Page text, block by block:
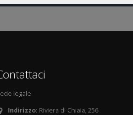
legale
Indirizzo: Riviera di Chiaia, 256